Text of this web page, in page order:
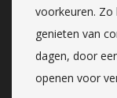
voorkeuren.
genieten van
dagen, door
openen voor